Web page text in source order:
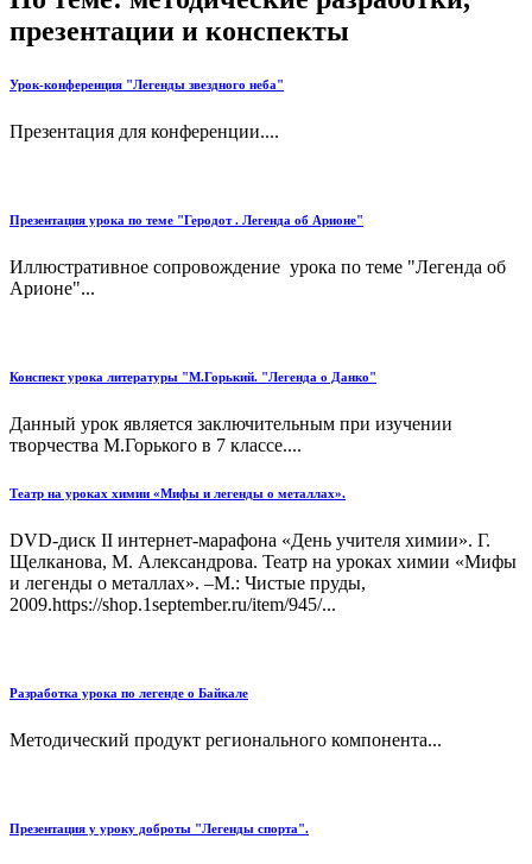
презентации и конспекты
Урок-конференция "Легенды звездного неба"
Презентация для конференции....
Презентация урока по теме "Геродот . Легенда об Арионе"
Иллюстративное сопровождение урока по теме "Легенда об
Арионе"...
Конспект урока литературы "М.Горький. "Легенда о Данко"
Данный урок является заключительным при изучении
творчества М.Горького в 7 классе....
Театр на уроках химии «Мифы и легенды о металлах».
DVD-диск II интернет-марафона «День учителя химии». Г.
Щелканова, М. Александрова. Театр на уроках химии «Мифы
и легенды о металлах». –М.: Чистые пруды,
2009.https://shop.1september.ru/item/945/...
Разработка урока по легенде о Байкале
Методический продукт регионального компонента...
Презентация у уроку доброты "Легенды спорта".